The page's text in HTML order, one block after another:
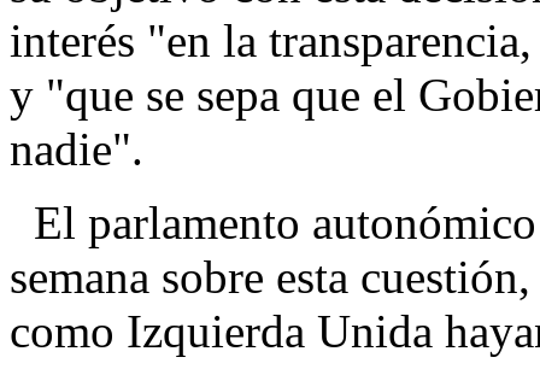
interés "en la
y "que se sepa que el
nadie".
El parlamento
semana sobre esta
como Izquierda Unida